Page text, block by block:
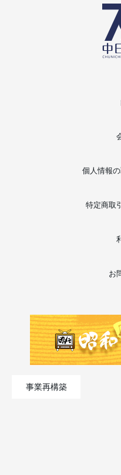
個人情報
特定商取
お
事業再構築